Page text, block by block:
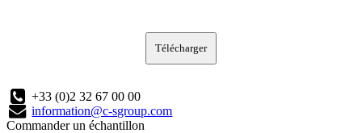
Télécharger
+33 (0)2 32 67 00 00
information@c-sgroup.com
Commander un échantillon